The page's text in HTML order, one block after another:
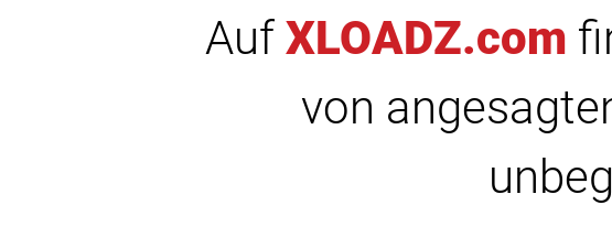
Auf XLOADZ.com
von